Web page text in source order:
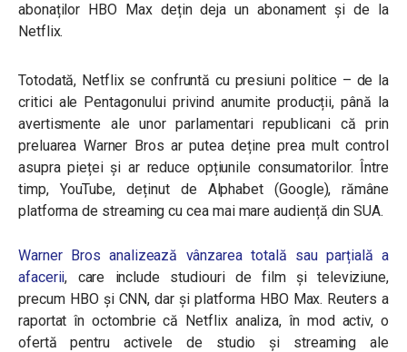
abonaților HBO Max dețin deja un abonament și de la
Netflix.
Totodată, Netflix se confruntă cu presiuni politice – de la
critici ale Pentagonului privind anumite producții, până la
avertismente ale unor parlamentari republicani că prin
preluarea Warner Bros ar putea deține prea mult control
asupra pieței și ar reduce opțiunile consumatorilor. Între
timp, YouTube, deținut de Alphabet (Google), rămâne
platforma de streaming cu cea mai mare audiență din SUA.
Warner Bros analizează vânzarea totală sau parțială a
afacerii, care include studiouri de film și televiziune,
precum HBO și CNN, dar și platforma HBO Max. Reuters a
raportat în octombrie că Netflix analiza, în mod activ, o
ofertă pentru activele de studio și streaming ale